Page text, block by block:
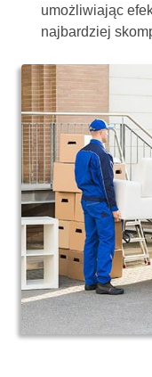
umożliwiając
najbardziej